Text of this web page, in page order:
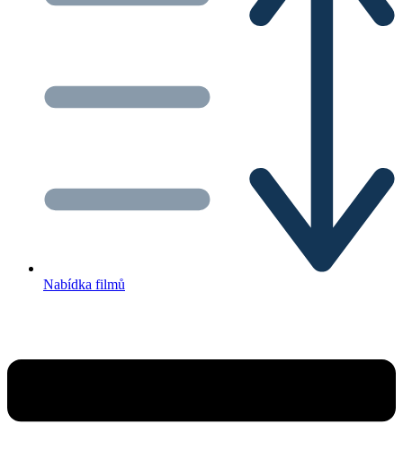
Nabídka filmů